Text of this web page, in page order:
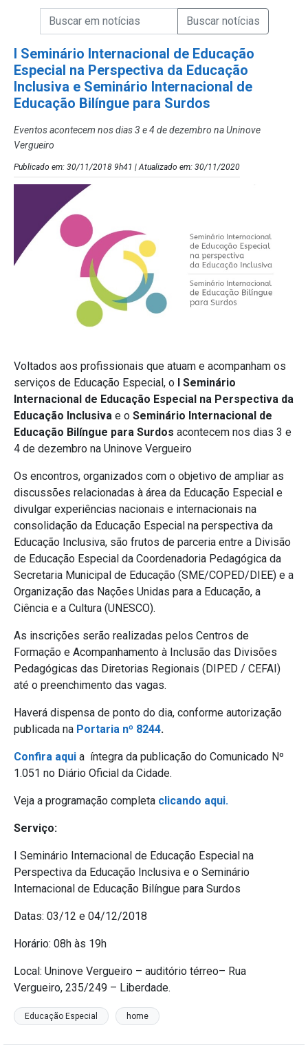
Campo de Busca de Notícias
Campo de Busca de informaçõesEnviar a Busca de Notícias
I Seminário Internacional de Educação
Especial na Perspectiva da Educação
Inclusiva e Seminário Internacional de
Educação Bilíngue para Surdos
Eventos acontecem nos dias 3 e 4 de dezembro na Uninove
Vergueiro
Publicado em: 30/11/2018 9h41 | Atualizado em: 30/11/2020
Voltados aos profissionais que atuam e acompanham os
serviços de Educação Especial, o I Seminário
Internacional de Educação Especial na Perspectiva da
Educação Inclusiva e o Seminário Internacional de
Educação Bilíngue para Surdos acontecem nos dias 3 e
4 de dezembro na Uninove Vergueiro
Os encontros, organizados com o objetivo de ampliar as
discussões relacionadas à área da Educação Especial e
divulgar experiências nacionais e internacionais na
consolidação da Educação Especial na perspectiva da
Educação Inclusiva, são frutos de parceria entre a Divisão
de Educação Especial da Coordenadoria Pedagógica da
Secretaria Municipal de Educação (SME/COPED/DIEE) e a
Organização das Nações Unidas para a Educação, a
Ciência e a Cultura (UNESCO).
As inscrições serão realizadas pelos Centros de
Formação e Acompanhamento à Inclusão das Divisões
Pedagógicas das Diretorias Regionais (DIPED / CEFAI)
até o preenchimento das vagas.
Haverá dispensa de ponto do dia, conforme autorização
publicada na Portaria nº 8244.
Confira aqui a íntegra da publicação do Comunicado Nº
1.051 no Diário Oficial da Cidade.
Veja a programação completa clicando aqui.
Serviço:
I Seminário Internacional de Educação Especial na
Perspectiva da Educação Inclusiva e o Seminário
Internacional de Educação Bilíngue para Surdos
Datas: 03/12 e 04/12/2018
Horário: 08h às 19h
Local: Uninove Vergueiro – auditório térreo– Rua
Vergueiro, 235/249 – Liberdade.
Educação Especial home